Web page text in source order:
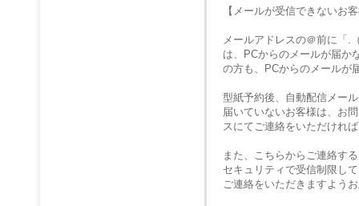
【メールが受信できないお
メールアドレスの＠前に「.
は、PCからのメールが届か
の方も、PCからのメールが
型紙予約後、自動配信メー
届いていないお客様は、お
スにてご連絡をいただけれ
また、こちらからご連絡す
セキュリティで受信制限し
ご連絡をいただきますよう